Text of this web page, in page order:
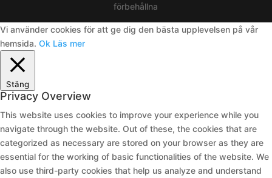
förbehållna
Vi använder cookies för att ge dig den bästa upplevelsen på vår
hemsida. Ok Läs mer
Stäng
Privacy Overview
This website uses cookies to improve your experience while you
navigate through the website. Out of these, the cookies that are
categorized as necessary are stored on your browser as they are
essential for the working of basic functionalities of the website. We
also use third-party cookies that help us analyze and understand